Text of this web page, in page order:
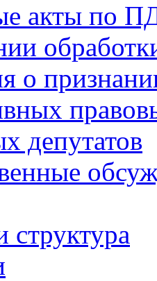
акты по
о
депутатов
структура